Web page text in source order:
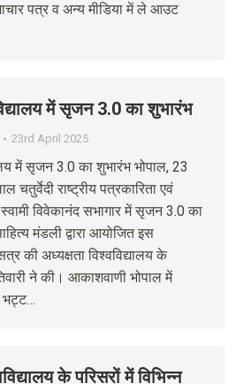
पत्र व अन्य मीडिया में ले आउट
में सृजन 3.0 का शुभारंभ
23rd April 2025
में सृजन 3.0 का शुभारंभ भोपाल, 23
राष्ट्रीय पत्रकारिता एवं
विवेकानंद सभागार में सृजन 3.0 का
मंडली द्वारा आयोजित इस
की अध्यक्षता विश्वविद्यालय के
ने की। आकाशवाणी भोपाल में
भट्ट…
के परिसरों में विभिन्न